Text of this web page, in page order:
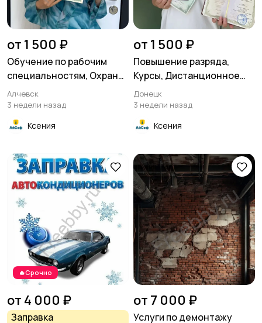
от 1 500 ₽
Обучение по рабочим
специальностям, Охрана
труда, Удостоверения
Алчевск
3 недели назад
Ксения
от 1 500 ₽
Повышение разряда,
Курсы, Дистанционное
обучение по рабочим
специальностям
Донецк
3 недели назад
Ксения
🔥Срочно
от 4 000 ₽
Заправка
от 7 000 ₽
Услуги по демонтажу